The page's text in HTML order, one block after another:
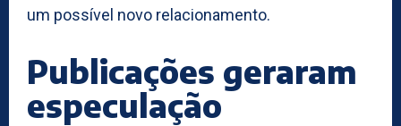
um possível novo relacionamento.
Publicações geraram
especulação